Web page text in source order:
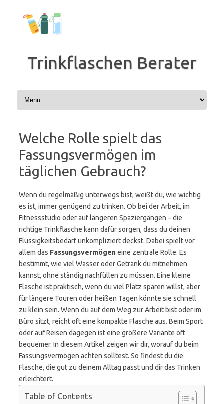
springen
Trinkflaschen Berater
Welche Rolle spielt das
Fassungsvermögen im
täglichen Gebrauch?
Wenn du regelmäßig unterwegs bist, weißt du, wie wichtig
es ist, immer genügend zu trinken. Ob bei der Arbeit, im
Fitnessstudio oder auf längeren Spaziergängen – die
richtige Trinkflasche kann dafür sorgen, dass du deinen
Flüssigkeitsbedarf unkompliziert deckst. Dabei spielt vor
allem das Fassungsvermögeneine zentrale Rolle. Es
bestimmt, wie viel Wasser oder Getränk du mitnehmen
kannst, ohne ständig nachfüllen zu müssen. Eine kleine
Flasche ist praktisch, wenn du viel Platz sparen willst, aber
für längere Touren oder heißen Tagen könnte sie schnell
zu klein sein. Wenn du auf dem Weg zur Arbeit bist oder im
Büro sitzt, reicht oft eine kompakte Flasche aus. Beim Sport
oder auf Reisen dagegen ist eine größere Variante oft
bequemer. In diesem Artikel zeigen wir dir, worauf du beim
Fassungsvermögen achten solltest. So findest du die
Flasche, die gut zu deinem Alltag passt und dir das Trinken
erleichtert.
Table of Contents